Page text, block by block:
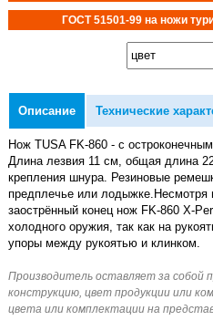
ГОСТ 51501-99 на ножи
Описание Технические
Нож TUSA FK-860 - с
Длина лезвия 11 см, общая длина
крепления шнура. Резиновые
предплечье или лодыжке.Несмотря
заострённый конец нож FK-860 X-
холодного оружия, так как на
упоры между рукоятью и клинком.